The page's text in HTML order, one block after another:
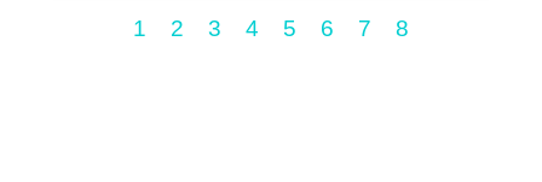
1 2 3 4 5 6 7 8